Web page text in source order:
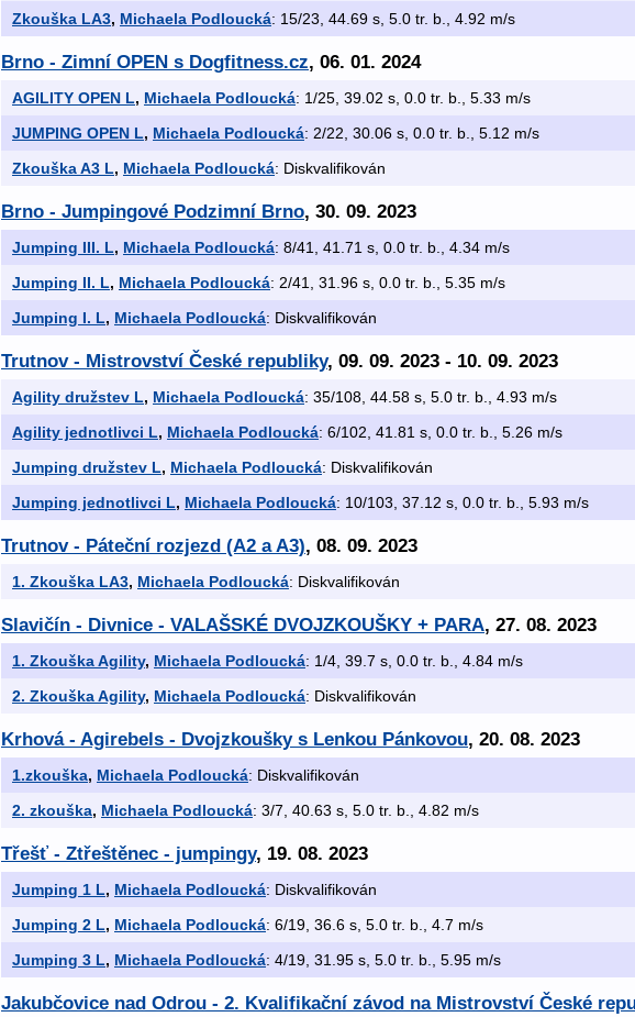
Zkouška LA3, Michaela Podloucká: 15/23, 44.69 s, 5.0 tr. b., 4.92 m/s
Brno - Zimní OPEN s Dogfitness.cz, 06. 01. 2024
AGILITY OPEN L, Michaela Podloucká: 1/25, 39.02 s, 0.0 tr. b., 5.33 m/s
JUMPING OPEN L, Michaela Podloucká: 2/22, 30.06 s, 0.0 tr. b., 5.12 m/s
Zkouška A3 L, Michaela Podloucká: Diskvalifikován
Brno - Jumpingové Podzimní Brno, 30. 09. 2023
Jumping III. L, Michaela Podloucká: 8/41, 41.71 s, 0.0 tr. b., 4.34 m/s
Jumping II. L, Michaela Podloucká: 2/41, 31.96 s, 0.0 tr. b., 5.35 m/s
Jumping I. L, Michaela Podloucká: Diskvalifikován
Trutnov - Mistrovství České republiky, 09. 09. 2023 - 10. 09. 2023
Agility družstev L, Michaela Podloucká: 35/108, 44.58 s, 5.0 tr. b., 4.93 m/s
Agility jednotlivci L, Michaela Podloucká: 6/102, 41.81 s, 0.0 tr. b., 5.26 m/s
Jumping družstev L, Michaela Podloucká: Diskvalifikován
Jumping jednotlivci L, Michaela Podloucká: 10/103, 37.12 s, 0.0 tr. b., 5.93 m/s
Trutnov - Páteční rozjezd (A2 a A3), 08. 09. 2023
1. Zkouška LA3, Michaela Podloucká: Diskvalifikován
Slavičín - Divnice - VALAŠSKÉ DVOJZKOUŠKY + PARA, 27. 08. 2023
1. Zkouška Agility, Michaela Podloucká: 1/4, 39.7 s, 0.0 tr. b., 4.84 m/s
2. Zkouška Agility, Michaela Podloucká: Diskvalifikován
Krhová - Agirebels - Dvojzkoušky s Lenkou Pánkovou, 20. 08. 2023
1.zkouška, Michaela Podloucká: Diskvalifikován
2. zkouška, Michaela Podloucká: 3/7, 40.63 s, 5.0 tr. b., 4.82 m/s
Třešť - Ztřeštěnec - jumpingy, 19. 08. 2023
Jumping 1 L, Michaela Podloucká: Diskvalifikován
Jumping 2 L, Michaela Podloucká: 6/19, 36.6 s, 5.0 tr. b., 4.7 m/s
Jumping 3 L, Michaela Podloucká: 4/19, 31.95 s, 5.0 tr. b., 5.95 m/s
Jakubčovice nad Odrou - 2. Kvalifikační závod na Mistrovství České